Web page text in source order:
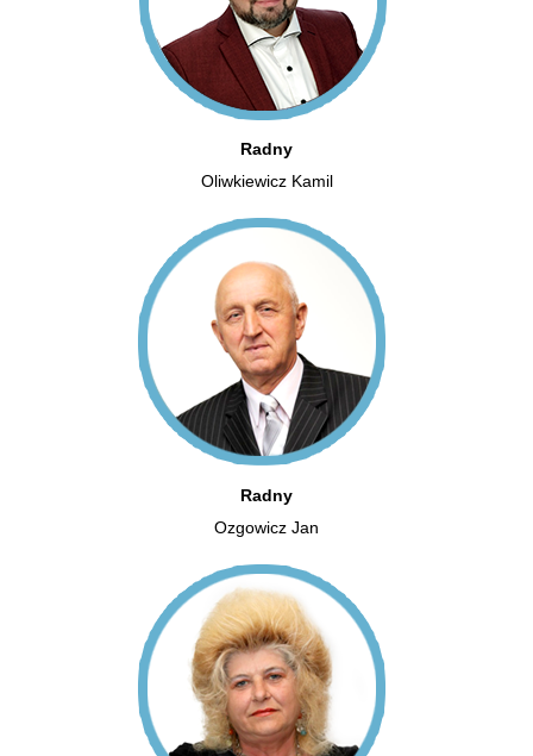
Radny
Oliwkiewicz Kamil
Radny
Ozgowicz Jan